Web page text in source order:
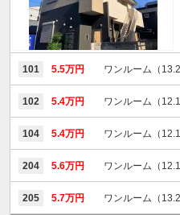
101 5.5万円 ワンルーム（
102 5.4万円 ワンルーム（
104 5.4万円 ワンルーム（
204 5.6万円 ワンルーム（
205 5.7万円 ワンルーム（